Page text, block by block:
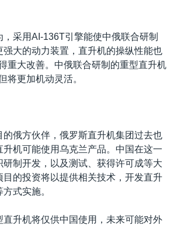
采用AI-136T引擎能使中俄联合研制
强大的动力装置，直升机的操纵性能也
重大改善。中俄联合研制的重型直升机
将更加机动灵活。
的俄方伙伴，俄罗斯直升机集团过去也
升机可能使用乌克兰产品。中国在这一
制开发，以及测试、获得许可成等大
目的投资将以提供相关技术，开发直升
式实施。
直升机将仅供中国使用，未来可能对外